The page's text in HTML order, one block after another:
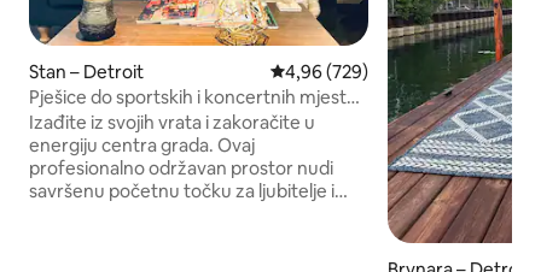
Stan – Detroit Prosječna ocjena: 4,96/5,
4,96 (729)
Pješice do sportskih i koncertnih mjesta!
Jedna cijena
Izađite iz svojih vrata i zakoračite u
energiju centra grada. Ovaj
profesionalno održavan prostor nudi
savršenu početnu točku za ljubitelje i